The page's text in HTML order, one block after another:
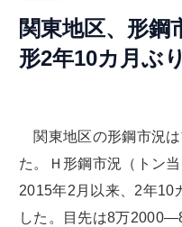
関東地区、形
形2年10カ月ぶ
関東地区の形鋼市況
た。Ｈ形鋼市況（トン
2015年2月以来、2年10
した。目先は8万